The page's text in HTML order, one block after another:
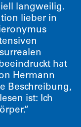
langweilig.
lieber in
hat
Hermann
Beschreibung,
ist: Ich